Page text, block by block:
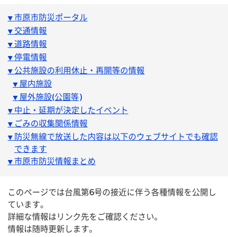
▼ 市原市防災ポータル
▼ 交通情報
▼ 道路情報
▼ 停電情報
▼ 公共施設の利用休止・再開等の情報
▼ 屋内施設
▼ 屋外施設(公園等)
▼ 中止・延期が決定したイベント
▼ ごみの収集関係情報
▼ 防災無線で放送した内容は以下のウェブサイトでも確認
できます
▼ 市原市防災情報まとめ
このページでは台風第6号の接近に伴う各種情報を公開し
ています。
詳細な情報はリンク先をご確認ください。
情報は随時更新します。